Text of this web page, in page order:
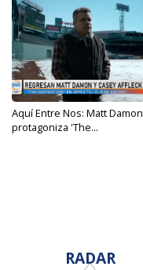
Aquí Entre Nos: Matt Damon
protagoniza 'The...
RADAR